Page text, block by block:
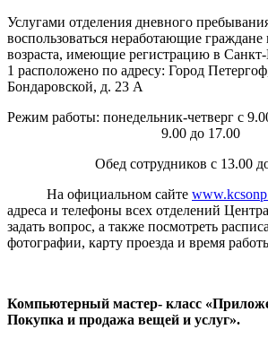
Услугами отделения дневного
воспользоваться неработающие
возраста, имеющие регистрацию в
1 расположено по адресу: Город
Бондаровской, д. 23 А
Режим работы: понедельник-четверг с
9.00 до 17.00
Обед сотрудников с 13.00
На официальном сайте
адреса и телефоны всех отделений
задать вопрос, а также посмотреть
фотографии, карту проезда и время
Компьютерный мастер- класс
Покупка и продажа вещей и услуг».